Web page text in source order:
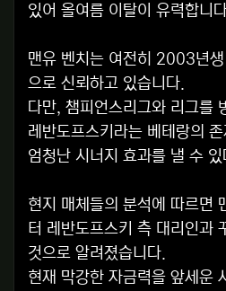
있어 올여름 이탈이 유력합니
맨유 벤치는 여전히 2003년
으로 신뢰하고 있습니다.
다만, 챔피언스리그와 리그를
레반도프스키라는 베테랑의
엄청난 시너지 효과를 낼 수 있
현지 매체들의 분석에 따르면
터 레반도프스키 측 대리인과
것으로 알려졌습니다.
현재 막강한 자금력을 앞세운